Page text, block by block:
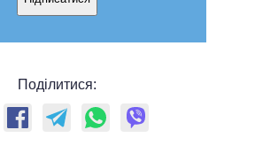
Поділитися: